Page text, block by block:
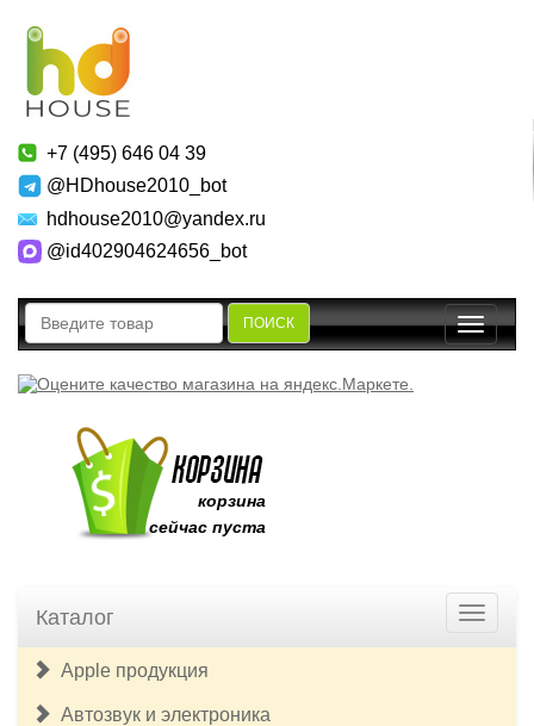
+7 (495) 646 04 39
@HDhouse2010_bot
hdhouse2010@yandex.ru
@id402904624656_bot
ПОИСК
Toggle
корзина
сейчас пуста
Каталог
Apple продукция
Автозвук и электроника